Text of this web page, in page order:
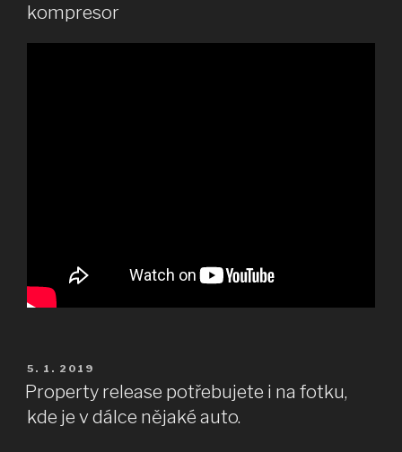
kompresor
PUBLIKOVÁNO
5. 1. 2019
Property release potřebujete i na fotku,
kde je v dálce nějaké auto.